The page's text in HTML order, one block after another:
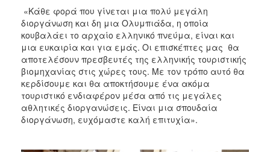
«Κάθε φορά που γίνεται μια πολύ μεγάλη
διοργάνωση και δη μια Ολυμπιάδα, η οποία
κουβαλάει το αρχαίο ελληνικό πνεύμα, είναι και
μια ευκαιρία και για εμάς. Οι επισκέπτες μας θα
αποτελέσουν πρεσβευτές της ελληνικής τουριστικής
βιομηχανίας στις χώρες τους. Με τον τρόπο αυτό θα
κερδίσουμε και θα αποκτήσουμε ένα ακόμα
τουριστικό ενδιαφέρον μέσα από τις μεγάλες
αθλητικές διοργανώσεις. Είναι μια σπουδαία
διοργάνωση, ευχόμαστε καλή επιτυχία».